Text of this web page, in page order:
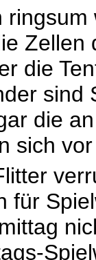
Zellen
die
sind
die
sich
für